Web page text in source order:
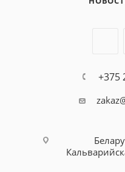
+375